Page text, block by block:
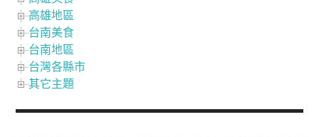
高雄地區
台南美食
台南地區
台灣各縣市
其它主題